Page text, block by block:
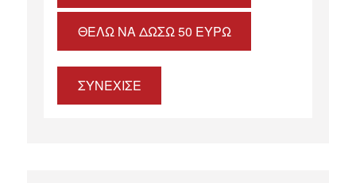
ΘΈΛΩ ΝΑ ΔΏΣΩ 50 ΕΥΡΏ
ΣΥΝΕΧΙΣΕ